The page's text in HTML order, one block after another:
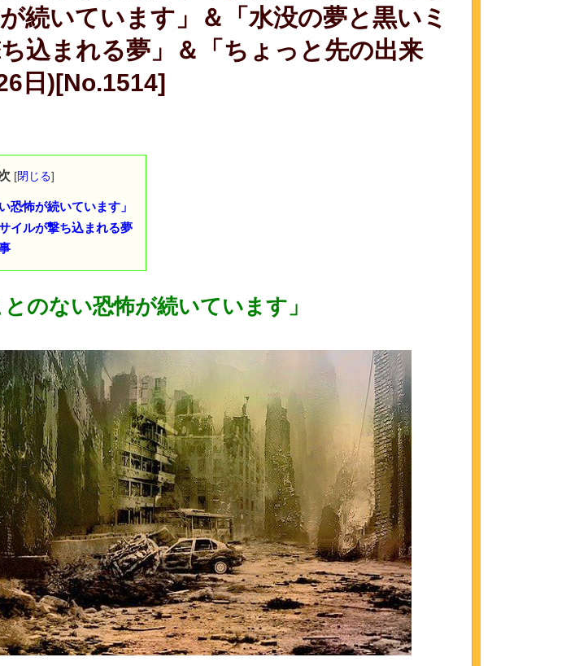
続いています」＆「水没の夢と黒いミ
込まれる夢」＆「ちょっと先の出来
日)[No.1514]
[閉じる]
恐怖が続いています」
イルが撃ち込まれる夢
とのない恐怖が続いています」